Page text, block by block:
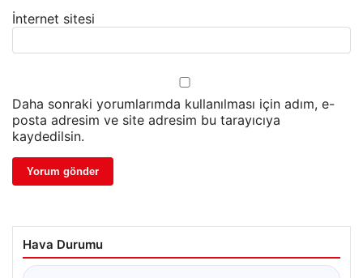
İnternet sitesi
Daha sonraki yorumlarımda kullanılması için adım, e-
posta adresim ve site adresim bu tarayıcıya
kaydedilsin.
Hava Durumu